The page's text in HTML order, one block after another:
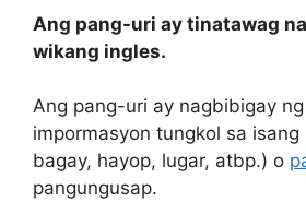
Ang pang-uri ay tinatawag
wikang ingles.
Ang pang-uri ay nagbibigay
impormasyon tungkol sa
bagay, hayop, lugar, atbp.) o
pangungusap.